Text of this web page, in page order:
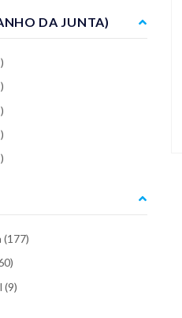
DA JUNTA)
(177)
(9)